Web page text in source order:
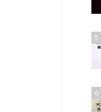
5
6